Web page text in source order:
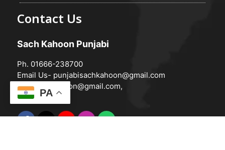
Contact Us
Sach Kahoon Punjabi
Ph. 01666-238700
Email Us- punjabisachkahoon@gmail.com
hindisachkahoon@gmail.com,
PA